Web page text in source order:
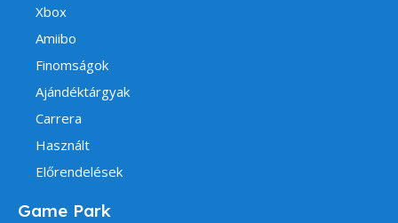
Xbox
Amiibo
Finomságok
Ajándéktárgyak
Carrera
Használt
Előrendelések
Game Park